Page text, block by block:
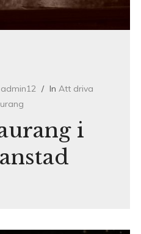
admin12 In Att driva
i